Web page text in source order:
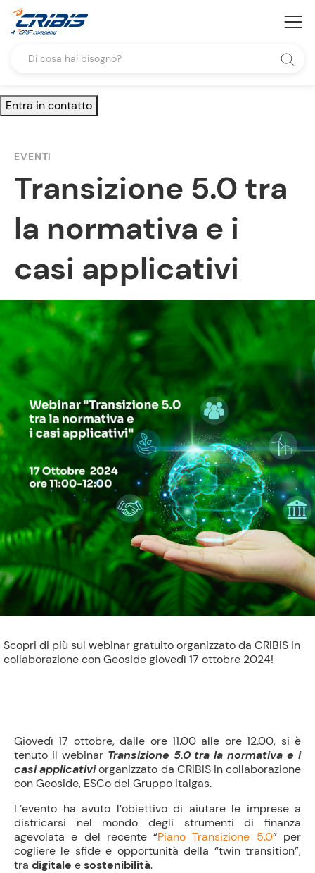
Entra in contatto
EVENTI
Transizione 5.0 tra
la normativa e i
casi applicativi
Scopri di più sul webinar gratuito organizzato da CRIBIS in
collaborazione con Geoside giovedì 17 ottobre 2024!
Giovedì 17 ottobre, dalle ore 11.00 alle ore 12.00, si è
tenuto il webinar Transizione 5.0 tra la normativa e i
casi applicativiorganizzato da CRIBIS in collaborazione
con Geoside, ESCo del Gruppo Italgas.
L’evento ha avuto l’obiettivo di aiutare le imprese a
districarsi nel mondo degli strumenti di finanza
agevolata e del recente “Piano Transizione 5.0” per
cogliere le sfide e opportunità della “twin transition”,
tra digitale esostenibilità.